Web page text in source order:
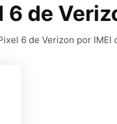
de
6 de Verizon por